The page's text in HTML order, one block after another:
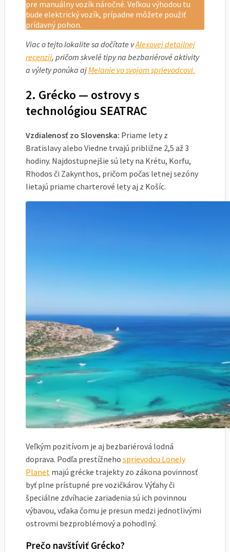
pre manuálny vozík náročné. Veľkou výhodou tu
bude elektrický vozík, prípadne môžete použiť
prídavný pohon.
Viac o tejto lokalite sa dočítate vAlexovej detailnej
recenzii, pričom skvelé tipy na bezbariérové aktivity
a výlety ponúka ajMelanie vo svojom sprievodcovi.
2. Grécko — ostrovy s
technológiou SEATRAC
Vzdialenosť zo Slovenska: Priame lety z
Bratislavy alebo Viedne trvajú približne 2,5 až 3
hodiny. Najdostupnejšie sú lety na Krétu, Korfu,
Rhodos či Zakynthos, pričom počas letnej sezóny
lietajú priame charterové lety aj z Košíc.
Veľkým pozitívom je aj bezbariérová lodná
doprava. Podľa prestížneho sprievodcu Lonely
Planet majú grécke trajekty zo zákona povinnosť
byť plne prístupné pre vozičkárov. Výťahy či
špeciálne zdvíhacie zariadenia sú ich povinnou
výbavou, vďaka čomu je presun medzi jednotlivými
ostrovmi bezproblémový a pohodlný.
Prečo navštíviť Grécko?